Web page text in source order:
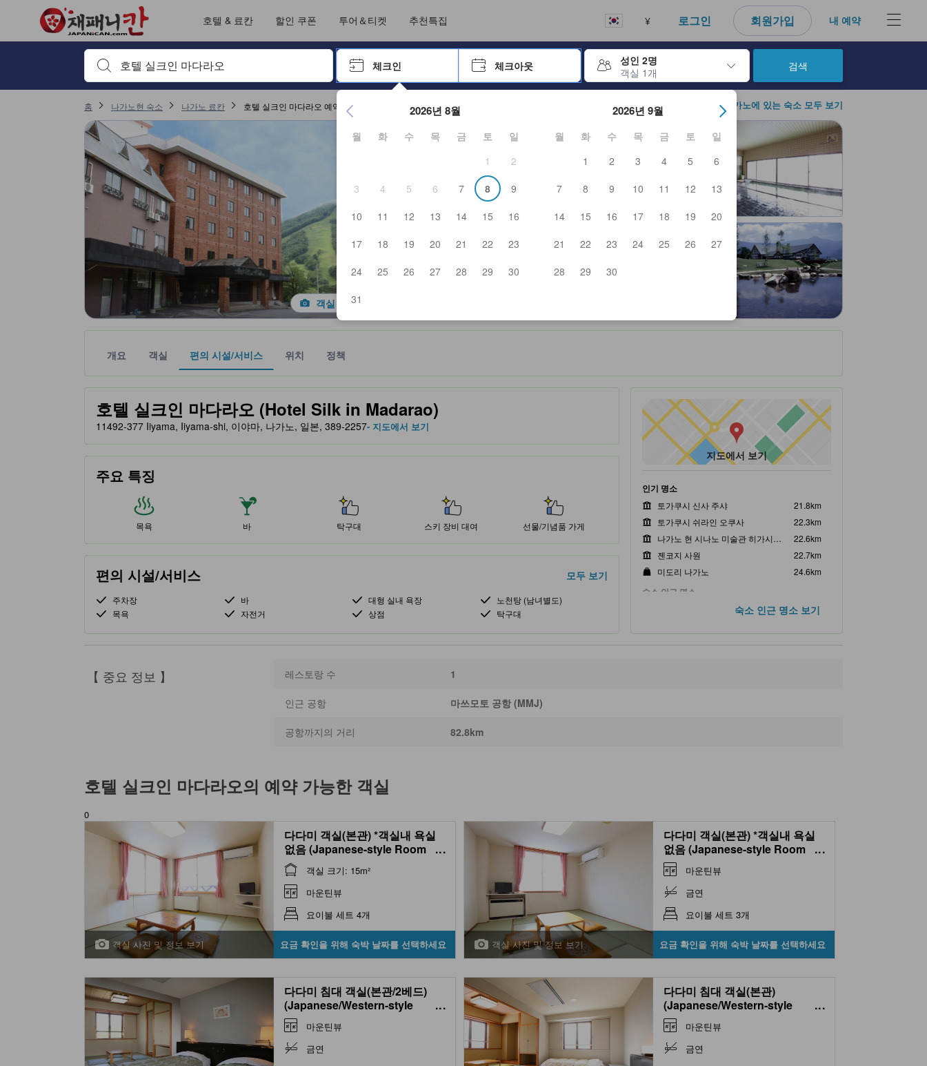
호텔 & 료칸 할인 쿠폰 투어＆티켓 추천특집 ¥ 로그인 회원가입 내 예약
검색하고 싶은 키워드나 숙소명을 입력하고 방향키나 탭 키를 사용하여 탐색한 후 엔터키를 눌러 선택하세요.
체크인 체크아웃
성인 2명
객실 1개
엔터 키를 눌러 캘린더를 여세요. 방향키를 사용해 체크인 및 체크아웃 날짜를 탐색할 수 있습니다. 엔터 키를 사용해 특정 날짜를 선택
2026년 8월
월 화 수 목 금 토
일
1
2
3
4 5 6 7 8
9
10
11 12 13 14 15
16
17
18 19 20 21 22
23
24
25 26 27 28 29
30
31
2026년 9월
월 화 수 목 금 토
일
1
2 3 4 5
6
7
8 9 10 11 12
13
14
15 16 17 18 19
20
21
22 23 24 25 26
27
28
29 30
검색
홈 나가노현 숙소 나가노 료칸 호텔 실크인 마다라오 예약 나가노에 있는 숙소 모두 보기
객실 사진 보기
개요 객실 편의 시설/서비스 위치 정책
호텔 실크인 마다라오 (Hotel Silk in Madarao)
tooltip
노란색 별 표시는 기대할 수 있는 편안함, 편의 시설 및 서비스를 반영해 파트너 사이트에서 제공한 성급입니다.
11492-377 Iiyama, Iiyama-shi, 이야마, 나가노, 일본, 389-2257- 지도에서 보기
주요 특징
목욕 바 탁구대 스키 장비 대여 선물/기념품 가게
편의 시설/서비스 모두 보기
주차장 바 대형 실내 욕장
노천탕 (남녀별도)
목욕
자전거 상점 탁구대
지도에서 보기
인기 명소
토가쿠시 신사 주샤
21.8km
토가쿠시 쉬라인 오쿠사
22.3km
나가노 현 시나노 미술관 히가시야마 카이이 갤러리
22.6km
젠코지 사원
22.7km
미도리 나가노
24.6km
숙소 인근 명소
Madarao Mountain Resort
830m
숙소 인근 명소 보기
【 중요 정보 】 레스토랑 수 1
인근 공항 마쓰모토 공항 (MMJ)
공항까지의 거리 82.8km
호텔 실크인 마다라오의 예약 가능한 객실
0
객실 사진 및 정보 보기
다다미 객실(본관) *객실내 욕실
없음 (Japanese-style Room
(Main Building) *No bath)
...
객실 크기: 15m²
마운틴뷰
요이불 세트 4개
요금 확인을 위해 숙박 날짜를 선택하세요 객실 사진 및 정보 보기
다다미 객실(본관) *객실내 욕실
없음 (Japanese-style Room
(Main Building) *No bath)
...
마운틴뷰
금연
요이불 세트 3개
요금 확인을 위해 숙박 날짜를 선택하세요
다다미 침대 객실(본관/2베드)
(Japanese/Western-style
Room (2 Beds, Main Building)
)
...
마운틴뷰
금연
다다미 침대 객실(본관)
(Japanese/Western-style
Room (Main Building) )
...
마운틴뷰
금연